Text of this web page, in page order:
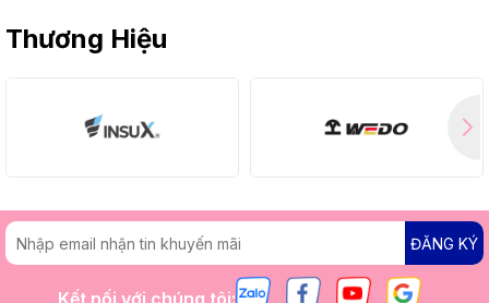
Thương Hiệu
ĐĂNG KÝ